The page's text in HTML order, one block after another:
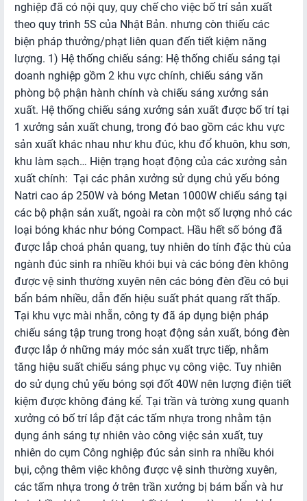
Hoạt
động
TMĐT
khác
HOẠT
ĐỘNG
TMĐT
Web
-
Sàn
giao
dịch
TMĐT
Hoạt
động
TMĐT
Thông
báo
vi
phạm
TMĐT
Hỗ
trợ
ứng
nghiệp đã có nội quy, quy chế cho việc bố trí sản xuất
theo quy trình 5S của Nhật Bản. nhưng còn thiếu các
biện pháp thưởng/phạt liên quan đến tiết kiệm năng
lượng. 1) Hệ thống chiếu sáng: Hệ thống chiếu sáng tại
doanh nghiệp gồm 2 khu vực chính, chiếu sáng văn
phòng bộ phận hành chính và chiếu sáng xưởng sản
xuất. Hệ thống chiếu sáng xưởng sản xuất được bố trí tại
1 xưởng sản xuất chung, trong đó bao gồm các khu vực
sản xuất khác nhau như khu đúc, khu đổ khuôn, khu sơn,
khu làm sạch… Hiện trạng hoạt động của các xưởng sản
xuất chính: Tại các phân xưởng sử dụng chủ yếu bóng
Natri cao áp 250W và bóng Metan 1000W chiếu sáng tại
các bộ phận sản xuất, ngoài ra còn một số lượng nhỏ các
loại bóng khác như bóng Compact. Hầu hết số bóng đã
được lắp choá phản quang, tuy nhiên do tính đặc thù của
ngành đúc sinh ra nhiều khói bụi và các bóng đèn không
được vệ sinh thường xuyên nên các bóng đèn đều có bụi
bẩn bám nhiều, dẫn đến hiệu suất phát quang rất thấp.
Tại khu vực mài nhẵn, công ty đã áp dụng biện pháp
chiếu sáng tập trung trong hoạt động sản xuất, bóng đèn
được lắp ở những máy móc sản xuất trực tiếp, nhằm
tăng hiệu suất chiếu sáng phục vụ công việc. Tuy nhiên
do sử dụng chủ yếu bóng sợi đốt 40W nên lượng điện tiết
kiệm được không đáng kể. Tại trần và tường xung quanh
xưởng có bố trí lắp đặt các tấm nhựa trong nhằm tận
dụng ánh sáng tự nhiên vào công việc sản xuất, tuy
nhiên do cụm Công nghiệp đúc sản sinh ra nhiều khói
bụi, cộng thêm việc không được vệ sinh thường xuyên,
các tấm nhựa trong ở trên trần xưởng bị bám bẩn và hư